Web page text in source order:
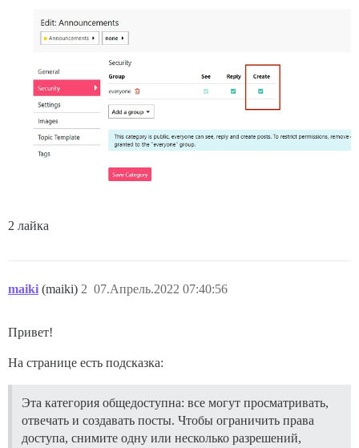
2 лайка
maiki (maiki) 07.Апрель.2022 07:40:56
2
Привет!
На странице есть подсказка:
Эта категория общедоступна: все могут просматривать,
отвечать и создавать посты. Чтобы ограничить права
доступа, снимите одну или несколько разрешений,